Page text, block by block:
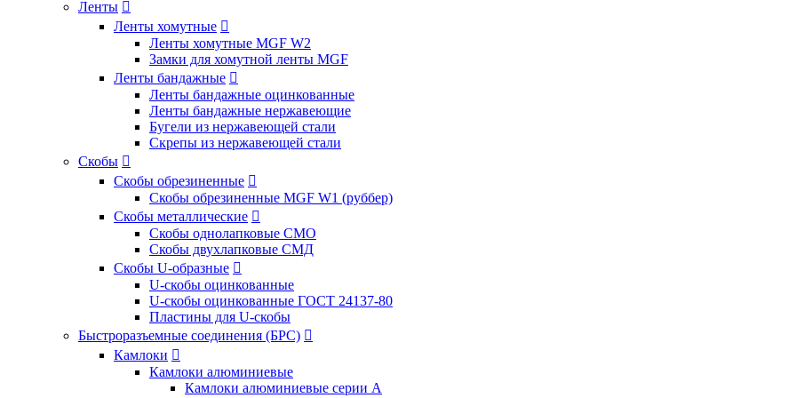
Ленты 
Ленты хомутные 
Ленты хомутные MGF W2
Замки для хомутной ленты MGF
Ленты бандажные 
Ленты бандажные оцинкованные
Ленты бандажные нержавеющие
Бугели из нержавеющей стали
Скрепы из нержавеющей стали
Скобы 
Скобы обрезиненные 
Скобы обрезиненные MGF W1 (руббер)
Скобы металлические 
Скобы однолапковые СМО
Скобы двухлапковые СМД
Скобы U-образные 
U-скобы оцинкованные
U-скобы оцинкованные ГОСТ 24137-80
Пластины для U-скобы
Быстроразъемные соединения (БРС) 
Камлоки 
Камлоки алюминиевые
Камлоки алюминиевые серии А